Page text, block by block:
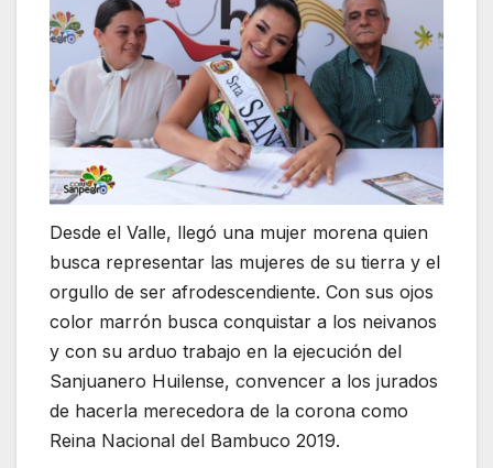
Desde el Valle, llegó una mujer morena quien
busca representar las mujeres de su tierra y el
orgullo de ser afrodescendiente. Con sus ojos
color marrón busca conquistar a los neivanos
y con su arduo trabajo en la ejecución del
Sanjuanero Huilense, convencer a los jurados
de hacerla merecedora de la corona como
Reina Nacional del Bambuco 2019.